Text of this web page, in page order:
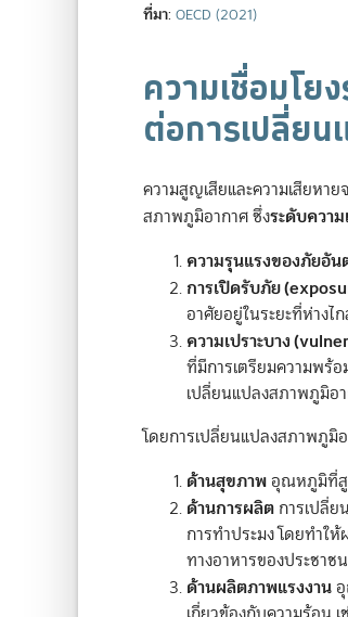
ที่มา: OECD (2021)
ความเชื่อมโย
ต่อการเปลี่ย
ความสูญเสียและความเสียหา
สภาพภูมิอากาศ ซึ่งระดับควา
ความรุนแรงของภัยอัน
การเปิดรับภัย
อาศัยอยู่ในระยะที่ห่างไ
ความเปราะบาง
ที่มีการเตรียมความพร้อ
เปลี่ยนแปลงสภาพภูมิอ
โดยการเปลี่ยนแปลงสภาพภูมิ
ด้านสุขภาพอุณหภูมิที่สู
ด้านการผลิต การเปลี่
การทำประมง โดยทำใ
ทางอาหารของประชาชน
ด้านผลิตภาพแรงงาน